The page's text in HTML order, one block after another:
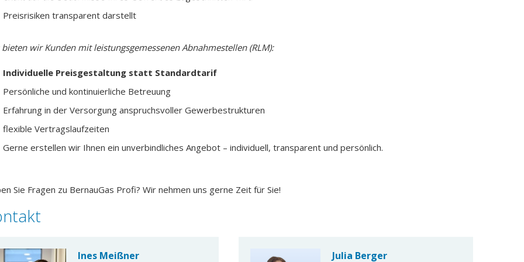
Preisrisiken transparent darstellt
bieten wir Kunden mit leistungsgemessenen Abnahmestellen (RLM):
Individuelle Preisgestaltung statt Standardtarif
Persönliche und kontinuierliche Betreuung
Erfahrung in der Versorgung anspruchsvoller Gewerbestrukturen
flexible Vertragslaufzeiten
Gerne erstellen wir Ihnen ein unverbindliches Angebot – individuell, transparent und persönlich.
Sie Fragen zu BernauGas Profi? Wir nehmen uns gerne Zeit für Sie!
Ines Meißner Julia Berger